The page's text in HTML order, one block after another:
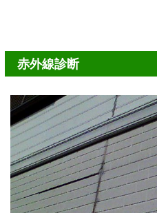
赤外線診断